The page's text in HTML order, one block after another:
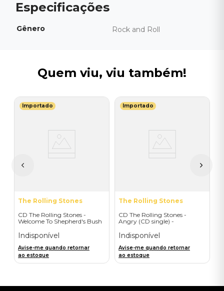
Gênero Rock and Roll
Quem viu, viu também!
Importado
The Rolling Stones
CD The Rolling Stones -
Welcome To Shepherd's Bush
Indisponível
Avise-me quando retornar
ao estoque
Importado
The Rolling Stones
CD The Rolling Stones -
Angry (CD single) -
Indisponível
Avise-me quando retornar
ao estoque